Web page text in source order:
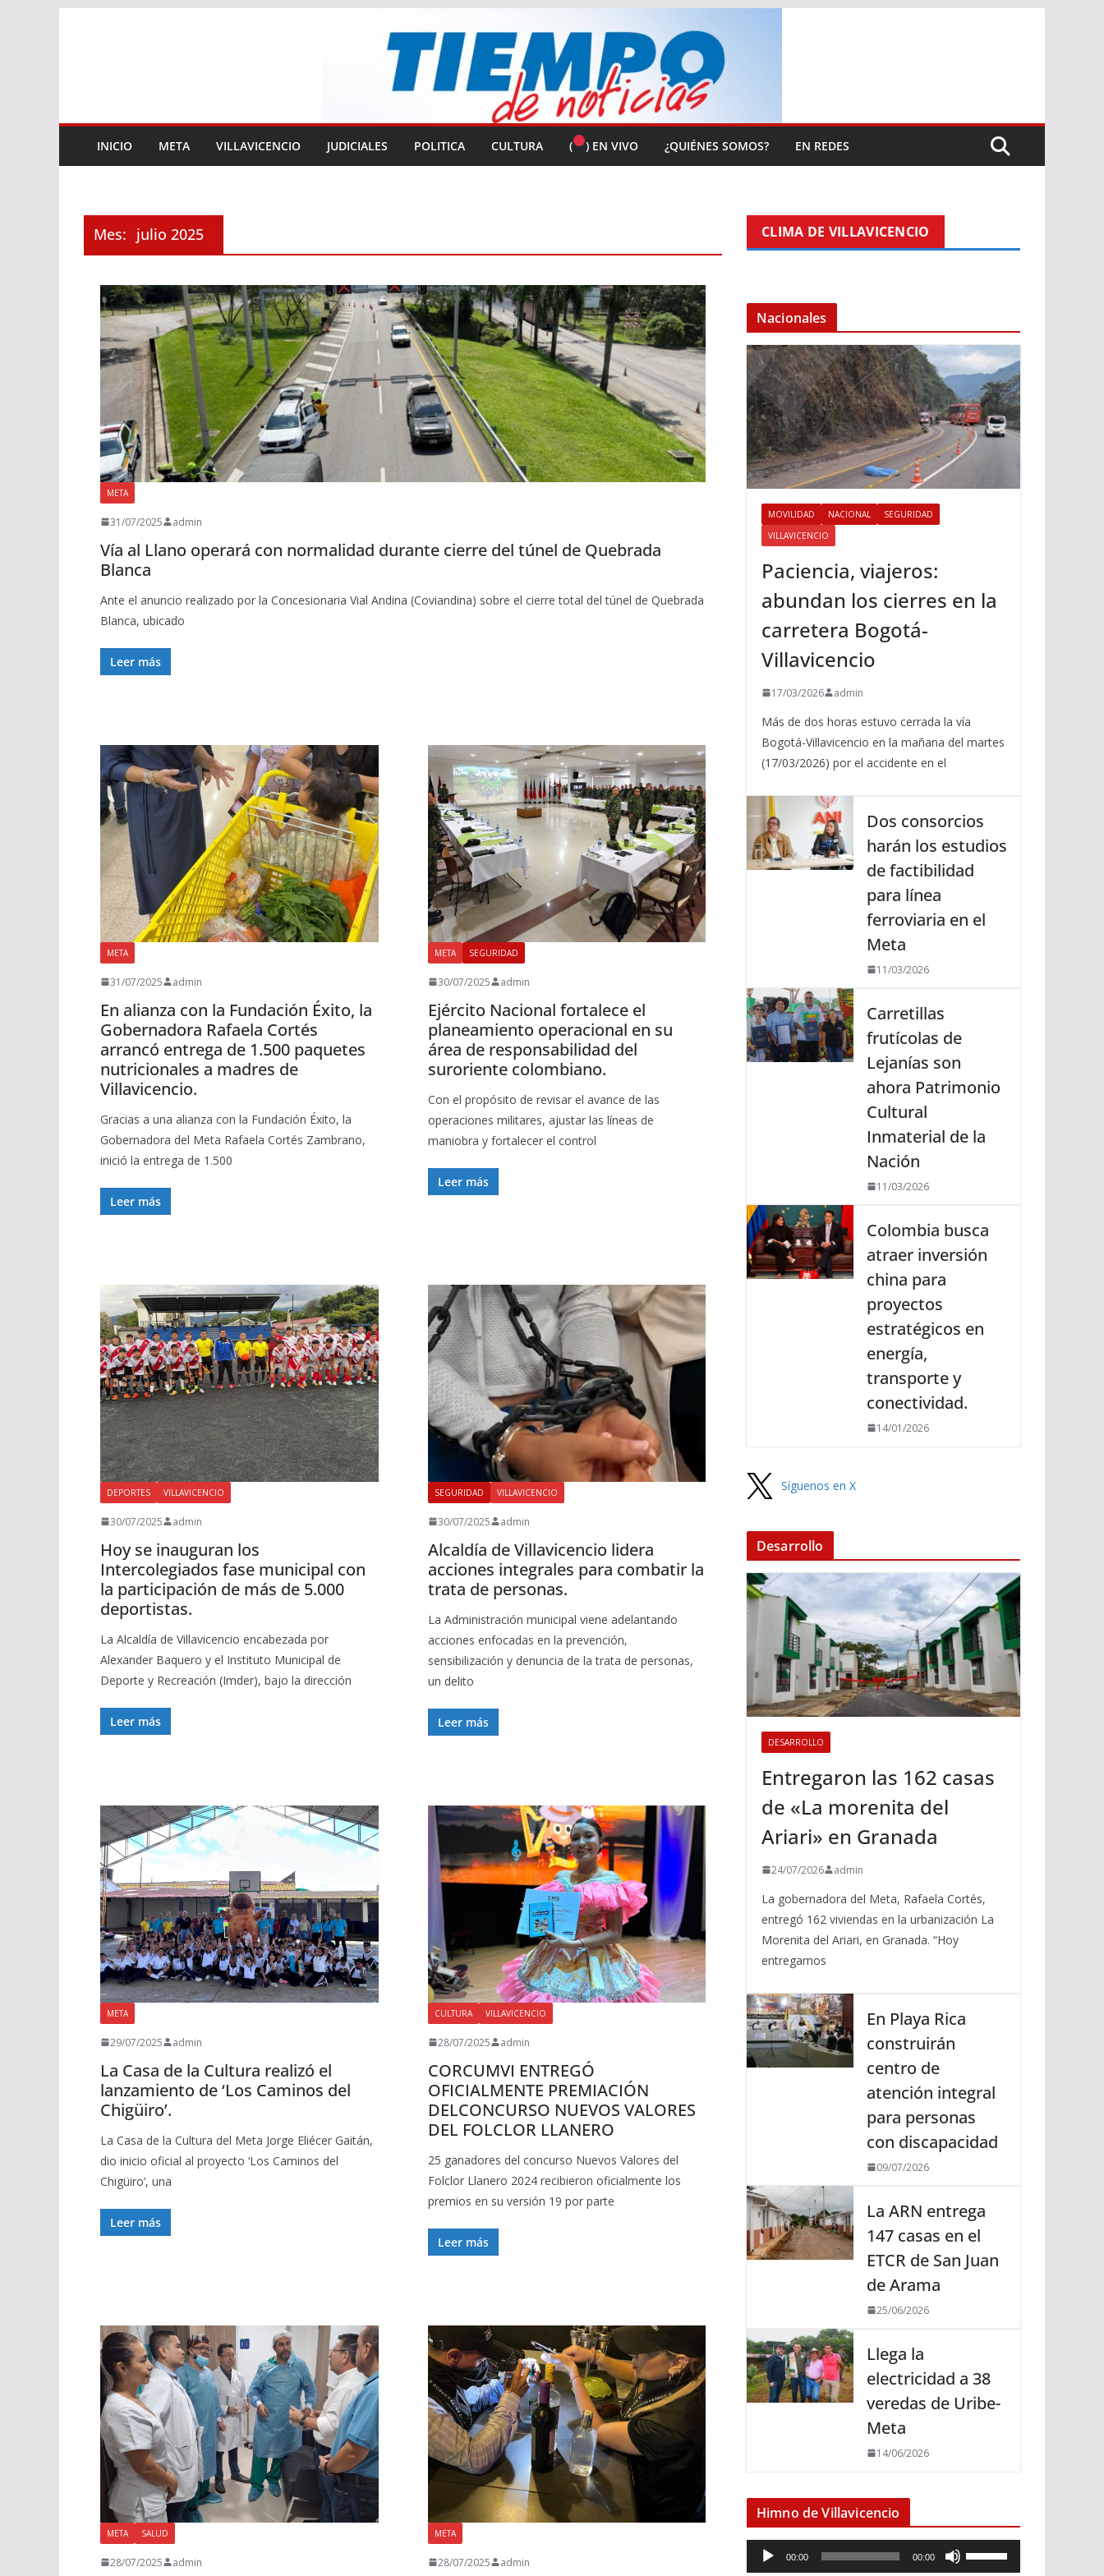
INICIO META VILLAVICENCIO JUDICIALES POLITICA CULTURA ( ) EN VIVO ¿QUIÉNES SOMOS? EN REDES
Mes: julio 2025
META
31/07/2025 admin
Vía al Llano operará con normalidad durante cierre del túnel de Quebrada
Blanca
Ante el anuncio realizado por la Concesionaria Vial Andina (Coviandina) sobre el cierre total del túnel de Quebrada
Blanca, ubicado
Leer más
META
31/07/2025 admin
En alianza con la Fundación Éxito, la
Gobernadora Rafaela Cortés
arrancó entrega de 1.500 paquetes
nutricionales a madres de
Villavicencio.
Gracias a una alianza con la Fundación Éxito, la
Gobernadora del Meta Rafaela Cortés Zambrano,
inició la entrega de 1.500
Leer más
META SEGURIDAD
30/07/2025 admin
Ejército Nacional fortalece el
planeamiento operacional en su
área de responsabilidad del
suroriente colombiano.
Con el propósito de revisar el avance de las
operaciones militares, ajustar las líneas de
maniobra y fortalecer el control
Leer más
DEPORTES VILLAVICENCIO
30/07/2025 admin
Hoy se inauguran los
Intercolegiados fase municipal con
la participación de más de 5.000
deportistas.
La Alcaldía de Villavicencio encabezada por
Alexander Baquero y el Instituto Municipal de
Deporte y Recreación (Imder), bajo la dirección
Leer más
SEGURIDAD VILLAVICENCIO
30/07/2025 admin
Alcaldía de Villavicencio lidera
acciones integrales para combatir la
trata de personas.
La Administración municipal viene adelantando
acciones enfocadas en la prevención,
sensibilización y denuncia de la trata de personas,
un delito
Leer más
META
29/07/2025 admin
La Casa de la Cultura realizó el
lanzamiento de ‘Los Caminos del
Chigüiro’.
La Casa de la Cultura del Meta Jorge Eliécer Gaitán,
dio inicio oficial al proyecto ‘Los Caminos del
Chigüiro’, una
Leer más
CULTURA VILLAVICENCIO
28/07/2025 admin
CORCUMVI ENTREGÓ
OFICIALMENTE PREMIACIÓN
DELCONCURSO NUEVOS VALORES
DEL FOLCLOR LLANERO
25 ganadores del concurso Nuevos Valores del
Folclor Llanero 2024 recibieron oficialmente los
premios en su versión 19 por parte
Leer más
META SALUD
28/07/2025 admin
META
28/07/2025 admin
CLIMA DE VILLAVICENCIO
Nacionales
MOVILIDAD NACIONAL
SEGURIDAD
VILLAVICENCIO
Paciencia, viajeros:
abundan los cierres en la
carretera Bogotá-
Villavicencio
17/03/2026 admin
Más de dos horas estuvo cerrada la vía
Bogotá-Villavicencio en la mañana del martes
(17/03/2026) por el accidente en el
Dos consorcios
harán los estudios
de factibilidad
para línea
ferroviaria en el
Meta
11/03/2026
Carretillas
frutícolas de
Lejanías son
ahora Patrimonio
Cultural
Inmaterial de la
Nación
11/03/2026
Colombia busca
atraer inversión
china para
proyectos
estratégicos en
energía,
transporte y
conectividad.
14/01/2026
Síguenos en X
Desarrollo
DESARROLLO
Entregaron las 162 casas
de «La morenita del
Ariari» en Granada
24/07/2026 admin
La gobernadora del Meta, Rafaela Cortés,
entregó 162 viviendas en la urbanización La
Morenita del Ariari, en Granada. “Hoy
entregamos
En Playa Rica
construirán
centro de
atención integral
para personas
con discapacidad
09/07/2026
La ARN entrega
147 casas en el
ETCR de San Juan
de Arama
25/06/2026
Llega la
electricidad a 38
veredas de Uribe-
Meta
14/06/2026
Himno de Villavicencio
e
00:00 00:00